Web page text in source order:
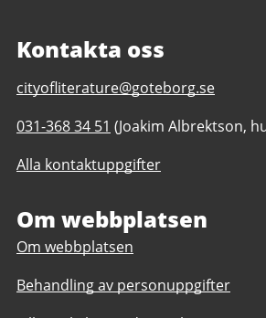
Kontakta oss
E-
till
Litteraturstaden
Göteborg
cityofliterature@goteborg.se
Telefonnummer
Litteraturstaden
031-368 34 51 (Joakim Albrektson,
Alla kontaktuppgifter
Om webbplatsen
Om webbplatsen
Behandling av personuppgifter